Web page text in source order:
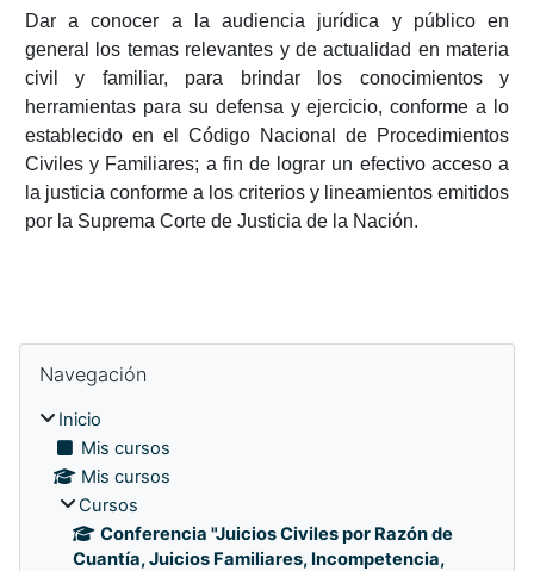
Dar a conocer a la audiencia jurídica y público en
general los temas relevantes y de actualidad en materia
civil y familiar, para brindar los conocimientos y
herramientas para su defensa y ejercicio, conforme a lo
establecido en el Código Nacional de Procedimientos
Civiles y Familiares; a fin de lograr un efectivo acceso a
la justicia conforme a los criterios y lineamientos emitidos
por la Suprema Corte de Justicia de la Nación.
Bloques
Bloques
Navegación
Inicio
Mis cursos
Mis cursos
Cursos
Conferencia "Juicios Civiles por Razón de
Cuantía, Juicios Familiares, Incompetencia,